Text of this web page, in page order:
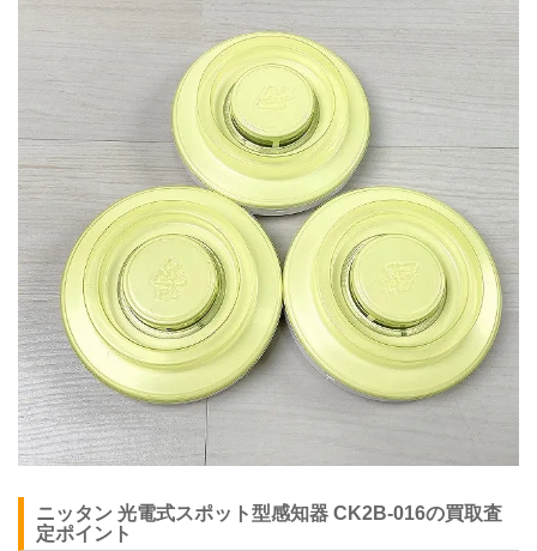
ニッタン 光電式スポット型感知器 CK2B-016の買取査
定ポイント